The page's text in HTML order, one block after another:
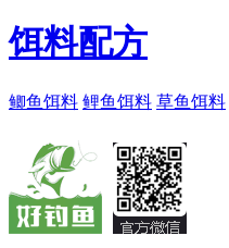
饵料配方
鲫鱼饵料 鲤鱼饵料 草鱼饵料